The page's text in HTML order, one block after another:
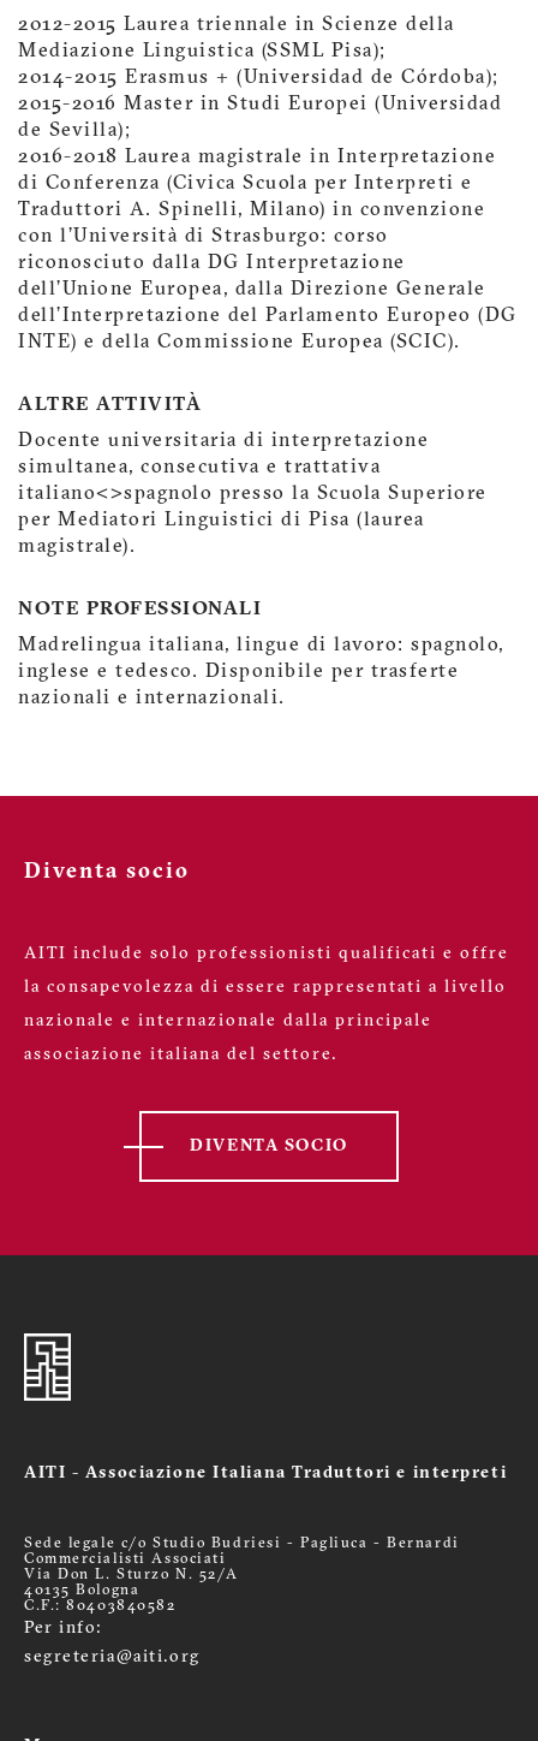
2012-2015 Laurea triennale in Scienze della
Mediazione Linguistica (SSML Pisa);
2014-2015 Erasmus + (Universidad de Córdoba);
2015-2016 Master in Studi Europei (Universidad
de Sevilla);
2016-2018 Laurea magistrale in Interpretazione
di Conferenza (Civica Scuola per Interpreti e
Traduttori A. Spinelli, Milano) in convenzione
con l’Università di Strasburgo: corso
riconosciuto dalla DG Interpretazione
dell’Unione Europea, dalla Direzione Generale
dell’Interpretazione del Parlamento Europeo (DG
INTE) e della Commissione Europea (SCIC).
ALTRE ATTIVITÀ
Docente universitaria di interpretazione
simultanea, consecutiva e trattativa
italiano<>spagnolo presso la Scuola Superiore
per Mediatori Linguistici di Pisa (laurea
magistrale).
NOTE PROFESSIONALI
Madrelingua italiana, lingue di lavoro: spagnolo,
inglese e tedesco. Disponibile per trasferte
nazionali e internazionali.
Diventa socio
AITI include solo professionisti qualificati e offre
la consapevolezza di essere rappresentati a livello
nazionale e internazionale dalla principale
associazione italiana del settore.
DIVENTA SOCIO
AITI - Associazione Italiana Traduttori e interpreti
Sede legale c/o Studio Budriesi - Pagliuca - Bernardi
Commercialisti Associati
Via Don L. Sturzo N. 52/A
40135 Bologna
C.F.: 80403840582
Per info:
segreteria@aiti.org